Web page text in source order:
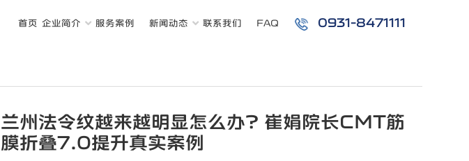
首页 企业简介 服务案例 新闻动态 联系我们 FAQ 0931-8471111
兰州法令纹越来越明显怎么办？崔娟院长CMT筋
膜折叠7.0提升真实案例